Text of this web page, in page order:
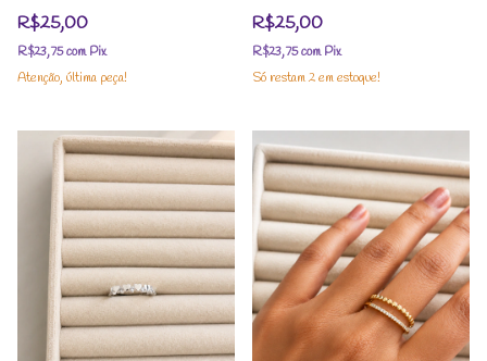
R$25,00
R$23,75com Pix
Atenção, última peça!
R$25,00
R$23,75com Pix
Só restam2em estoque!